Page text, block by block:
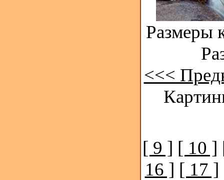
Размеры
<<<
[ 9 ] [ 10 ]
16 ] [ 17 ]